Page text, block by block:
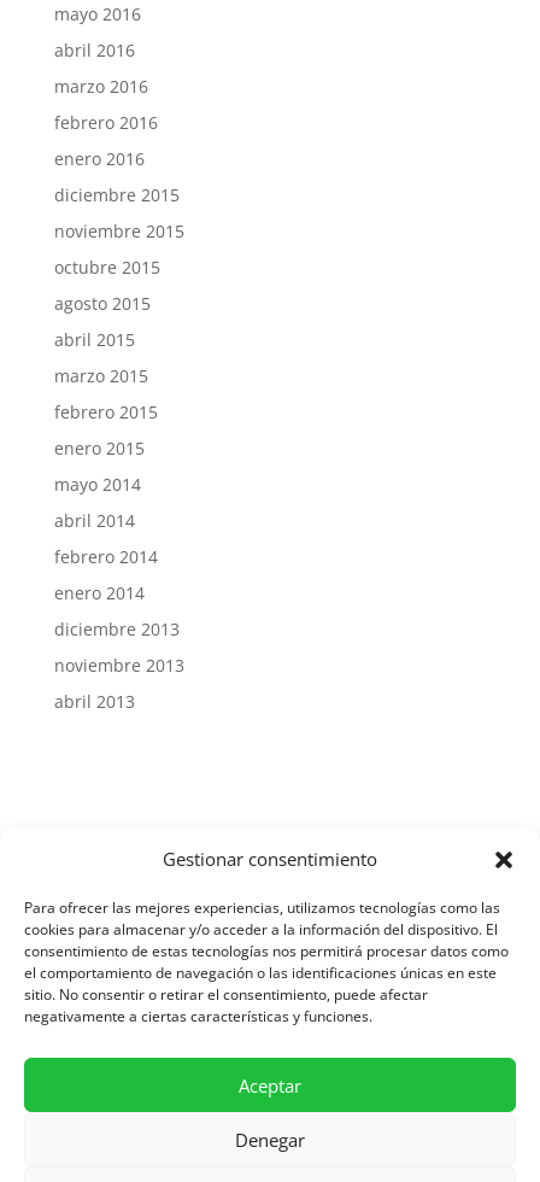
Gestionar consentimiento
Para ofrecer las mejores experiencias, utilizamos tecnologías como las
cookies para almacenar y/o acceder a la información del dispositivo. El
consentimiento de estas tecnologías nos permitirá procesar datos como
el comportamiento de navegación o las identificaciones únicas en este
sitio. No consentir o retirar el consentimiento, puede afectar
negativamente a ciertas características y funciones.
Aceptar
Denegar
mayo 2016
abril 2016
marzo 2016
febrero 2016
enero 2016
diciembre 2015
noviembre 2015
octubre 2015
agosto 2015
abril 2015
marzo 2015
febrero 2015
enero 2015
mayo 2014
abril 2014
febrero 2014
enero 2014
diciembre 2013
noviembre 2013
abril 2013
Aviso Legal y Protección de Datos
Política de Cookies
Diseñado por Asesoría SIC